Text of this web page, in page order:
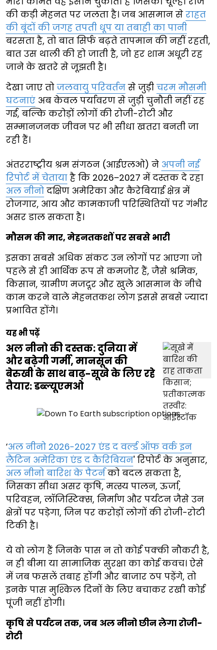
की कड़ी मेहनत पर जलता है। जब आसमान से राहत
की बूंदों की जगह तपती धूप या तबाही का पानी
बरसता है, तो बात सिर्फ बढ़ते तापमान की नहीं रहती,
बात उस थाली की हो जाती है, जो हर शाम अधूरी रह
जाने के खतरे से जूझती है।
देखा जाए तो जलवायु परिवर्तन से जुड़ी चरम मौसमी
घटनाएं अब केवल पर्यावरण से जुड़ी चुनौती नहीं रह
गई, बल्कि करोड़ों लोगों की रोजी-रोटी और
सम्मानजनक जीवन पर भी सीधा खतरा बनती जा
रही हैं।
अंतरराष्ट्रीय श्रम संगठन (आईएलओ) ने अपनी नई
रिपोर्ट में चेताया है कि 2026–2027 में दस्तक दे रहा
अल नीनो दक्षिण अमेरिका और कैरेबियाई क्षेत्र में
रोजगार, आय और कामकाजी परिस्थितियों पर गंभीर
असर डाल सकता है।
मौसम की मार, मेहनतकशों पर सबसे भारी
इसका सबसे अधिक संकट उन लोगों पर आएगा जो
पहले से ही आर्थिक रूप से कमजोर हैं, जैसे श्रमिक,
किसान, ग्रामीण मजदूर और खुले आसमान के नीचे
काम करने वाले मेहनतकश लोग इससे सबसे ज्यादा
प्रभावित होंगे।
यह भी पढ़ें
अल नीनो की दस्तक: दुनिया में
और बढ़ेगी गर्मी, मानसून की
बेरुखी के साथ बाढ़-सूखे के लिए रहे
तैयार: डब्ल्यूएमओ
‘अल नीनो 2026-2027 एंड द वर्ल्ड ऑफ वर्क इन
लैटिन अमेरिका एंड द कैरिबियन' रिपोर्ट के अनुसार,
अल नीनो बारिश के पैटर्नको बदल सकता है,
जिसका सीधा असर कृषि, मत्स्य पालन, ऊर्जा,
परिवहन, लॉजिस्टिक्स, निर्माण और पर्यटन जैसे उन
क्षेत्रों पर पड़ेगा, जिन पर करोड़ों लोगों की रोजी-रोटी
टिकी है।
ये वो लोग हैं जिनके पास न तो कोई पक्की नौकरी है,
न ही बीमा या सामाजिक सुरक्षा का कोई कवच। ऐसे
में जब फसलें तबाह होंगी और बाजार ठप पड़ेंगे, तो
इनके पास मुश्किल दिनों के लिए बचाकर रखी कोई
पूंजी नहीं होगी।
कृषि से पर्यटन तक, जब अल नीनो छीन लेगा रोजी-
रोटी